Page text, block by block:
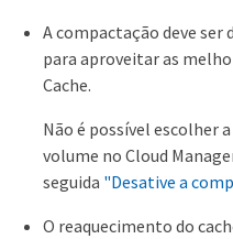
A compactação deve ser
para aproveitar as
Cache.
Não é possível escolher
volume no Cloud
seguida "Desative a
O reaquecimento do